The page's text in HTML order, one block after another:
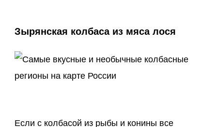
Зырянская колбаса из мяса лося
Если с колбасой из рыбы и конины все